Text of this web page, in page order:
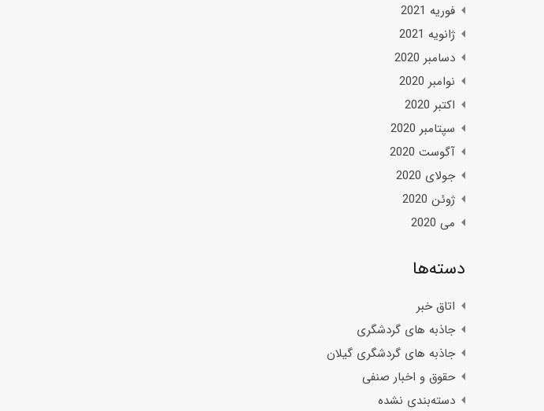
فوریه 2021
ژانویه 2021
دسامبر 2020
نوامبر 2020
اکتبر 2020
سپتامبر 2020
آگوست 2020
جولای 2020
ژوئن 2020
می 2020
دسته‌ها
اتاق خبر
جاذبه های گردشگری
جاذبه های گردشگری گیلان
حقوق و اخبار صنفی
دسته‌بندی نشده